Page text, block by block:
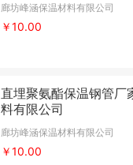
廊坊峰涵保温材料有限公司
￥10.00
直埋聚氨酯保温钢管厂
料有限公司
廊坊峰涵保温材料有限公司
￥10.00